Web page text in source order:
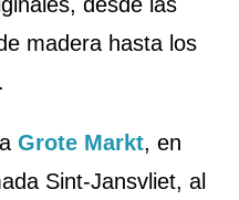
madera hasta los
Grote Markt, en
Sint-Jansvliet, al